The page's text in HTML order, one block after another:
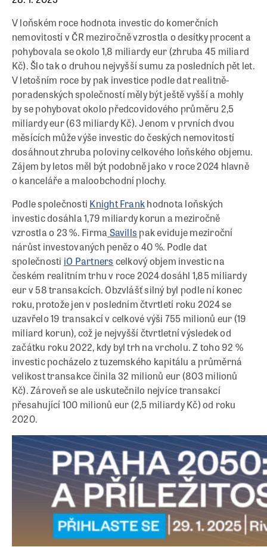
V loňském roce hodnota investic do komerčních
nemovitostí v ČR meziročně vzrostla o desítky procent a
pohybovala se okolo 1,8 miliardy eur (zhruba 45 miliard
Kč). Šlo tak o druhou nejvyšší sumu za posledních pět let.
V letošním roce by pak investice podle dat realitně-
poradenských společností měly být ještě vyšší a mohly
by se pohybovat okolo předcovidového průměru 2,5
miliardy eur (63 miliardy Kč). Jenom v prvních dvou
měsících může výše investic do českých nemovitostí
dosáhnout zhruba poloviny celkového loňského objemu.
Zájem by letos měl být podobně jako v roce 2024 hlavně
o kanceláře a maloobchodní plochy.
Podle společnosti Knight Frankhodnota loňských
investic dosáhla 1,79 miliardy korun a meziročně
vzrostla o 23 %. Firma Savills pak eviduje meziroční
nárůst investovaných peněz o 40 %. Podle dat
společnosti iO Partners celkový objem investic na
českém realitním trhu v roce 2024 dosáhl 1,85 miliardy
eur v 58 transakcích. Obzvlášť silný byl podle ní konec
roku, protože jen v posledním čtvrtletí roku 2024 se
uzavřelo 19 transakcí v celkové výši 755 milionů eur (19
miliard korun), což je nejvyšší čtvrtletní výsledek od
začátku roku 2022, kdy byl trh na vrcholu. Z toho 92 %
investic pocházelo z tuzemského kapitálu a průměrná
velikost transakce činila 32 milionů eur (803 milionů
Kč). Zároveň se ale uskutečnilo nejvíce transakcí
přesahující 100 milionů eur (2,5 miliardy Kč) od roku
2020.